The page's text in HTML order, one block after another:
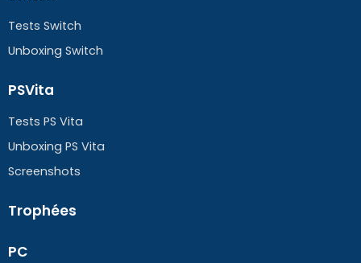
Tests Switch
Unboxing Switch
PSVita
Tests PS Vita
Unboxing PS Vita
Screenshots
Trophées
PC